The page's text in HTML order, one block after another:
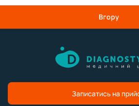
Вгору
Записатись на